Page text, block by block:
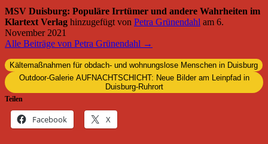
MSV Duisburg: Populäre Irrtümer und andere Wahrheiten im
Klartext Verlag hinzugefügt von Petra Grünendahl am 6.
November 2021
Alle Beiträge von Petra Grünendahl →
Kältemaßnahmen für obdach- und wohnungslose Menschen in Duisburg
Outdoor-Galerie AUFNACHTSCHICHT: Neue Bilder am Leinpfad in
Duisburg-Ruhrort
Teilen
Facebook X